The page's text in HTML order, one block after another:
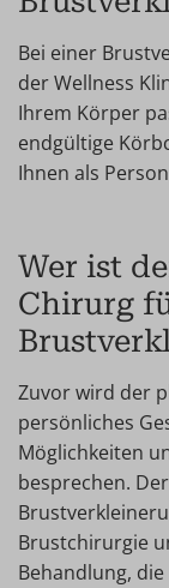
Bei einer
der Wellness
Ihrem Körper
endgültige
Ihnen als
Wer ist
Chirurg
Zuvor wird der
persönliches
Möglichkeiten
besprechen.
Brustchirurgie
Behandlung,